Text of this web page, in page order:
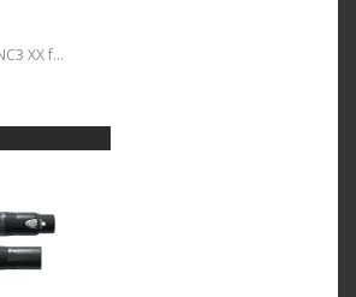
Fiches NEUTRIK XLR NC3 XX f/m - faible résistance - 7,5 m